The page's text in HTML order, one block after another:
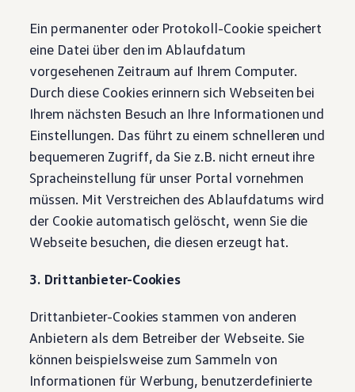
Ein permanenter oder Protokoll-Cookie speichert
eine Datei über den im Ablaufdatum
vorgesehenen Zeitraum auf Ihrem Computer.
Durch diese Cookies erinnern sich Webseiten bei
Ihrem nächsten Besuch an Ihre Informationen und
Einstellungen. Das führt zu einem schnelleren und
bequemeren Zugriff, da Sie z.B. nicht erneut ihre
Spracheinstellung für unser Portal vornehmen
müssen. Mit Verstreichen des Ablaufdatums wird
der Cookie automatisch gelöscht, wenn Sie die
Webseite besuchen, die diesen erzeugt hat.
3. Drittanbieter-Cookies
Drittanbieter-Cookies stammen von anderen
Anbietern als dem Betreiber der Webseite. Sie
können beispielsweise zum Sammeln von
Informationen für Werbung, benutzerdefinierte